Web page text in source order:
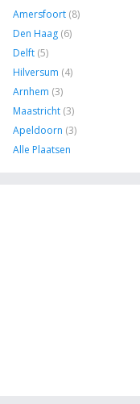
Amersfoort (8)
Den Haag (6)
Delft (5)
Hilversum (4)
Arnhem (3)
Maastricht (3)
Apeldoorn (3)
Alle Plaatsen